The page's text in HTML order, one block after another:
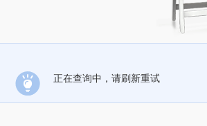
正在查询中，请刷新重试